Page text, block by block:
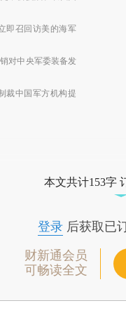
即召回访美的海军
对中央军委装备发
裁中国军方机构提
本文共计153字
登录后获取已
财新通会员
可畅读全文